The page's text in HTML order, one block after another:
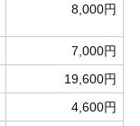
8,000円
7,000円
19,600円
4,600円